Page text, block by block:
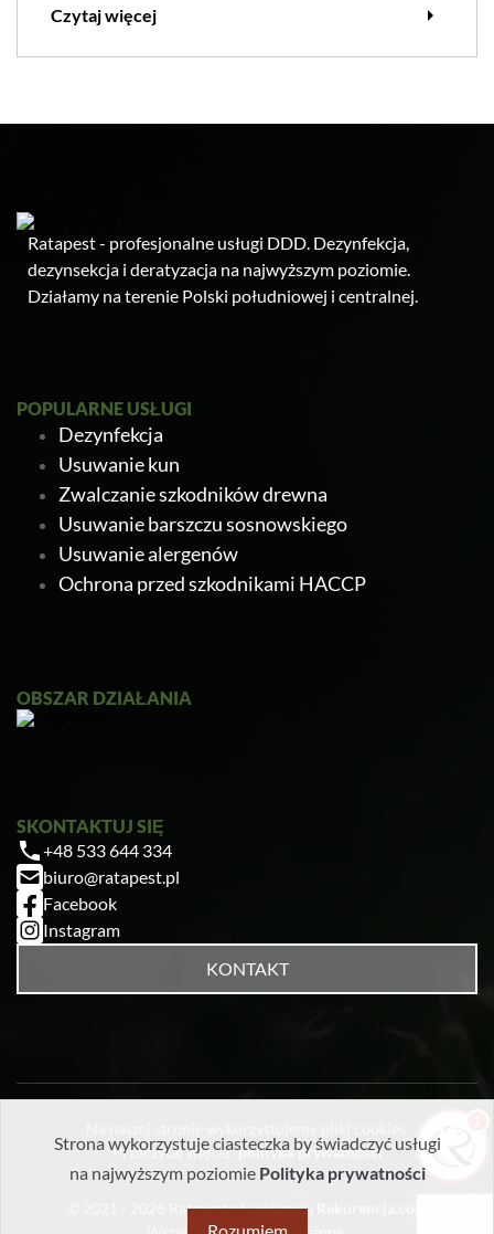
Czytaj więcej arrow_right
Zrobiłem/am już coś sam/a przed zabiegiem
— pomogłem czy zaszkodziłem?
Ile trwa taki zabieg?
Ratapest - profesjonalne usługi DDD. Dezynfekcja,
dezynsekcja i deratyzacja na najwyższym poziomie.
Działamy na terenie Polski południowej i centralnej.
OBSZAR DZIAŁANIA
POPULARNE USŁUGI
Dezynfekcja
Usuwanie kun
Zwalczanie szkodników drewna
Usuwanie barszczu sosnowskiego
Usuwanie alergenów
Ochrona przed szkodnikami HACCP
SKONTAKTUJ SIĘ
+48 533 644 334
biuro@ratapest.pl
Facebook
Instagram
KONTAKT
Przeczytaj więcej:polityka prywatności
Ratapest.plrealizacja
Strona wykorzystuje ciasteczka by świadczyć usługi
na najwyższym poziomie Polityka prywatności